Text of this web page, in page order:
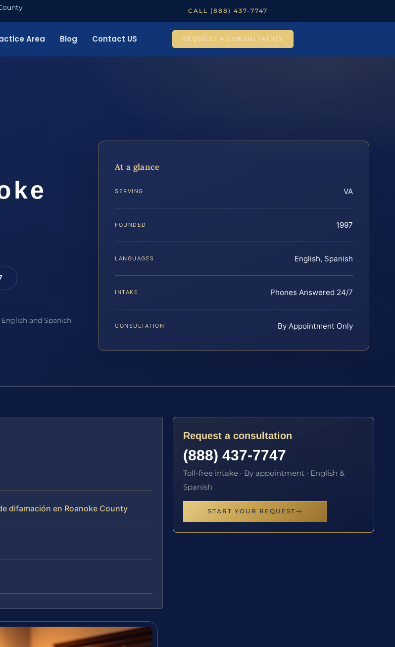
CALL (888) 437-7747
Area Blog Contact US REQUEST A CONSULTATION
and Spanish
At a glance
SERVING VA
FOUNDED 1997
LANGUAGES English, Spanish
INTAKE Phones Answered 24/7
CONSULTATION By Appointment Only
difamación en Roanoke County
Request a consultation
(888) 437-7747
Toll-free intake · By appointment · English &
Spanish
START YOUR REQUEST